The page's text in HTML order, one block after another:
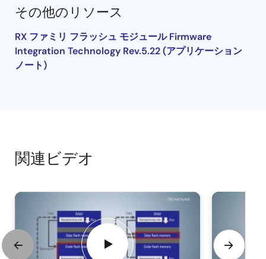
テキストエディタを使用して、画面の内容を記述して
ください。
2行目のアドレス制御擬似命令(.ORG)のオペランドには
フラッシュアクセスウィンドウ設定レジスタ(FAW)のア
ドレスを記述します。
次に、作成したソースコードをCC-RXでビルドして
コマンドプロンプトを起動して画面に表示されている
コマンドを実行してください。
1つ目のコマンドではCC-RXのパスを設定しています。
それぞれの環境に合ったCC-RXのパスを設定してくだ
その他のリソース
RX ファミリ フラッシュ モジュール Firmware
Integration Technology Rev.5.22 (アプリケーション
ノート)
関連ビデオ